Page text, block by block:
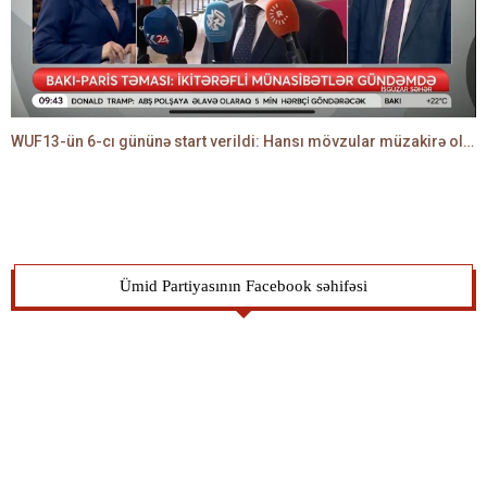
WUF13-ün 6-cı gününə start verildi: Hansı mövzular müzakirə olunacaq? -TALEH ƏLİYEV danışır
Ümid Partiyasının Facebook səhifəsi